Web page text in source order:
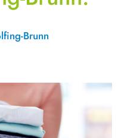
Brunn